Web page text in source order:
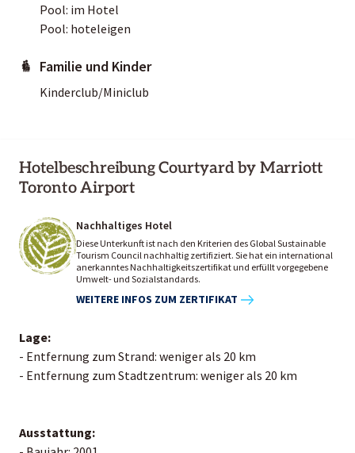
Pool: im Hotel
Pool: hoteleigen
Familie und Kinder
Kinderclub/Miniclub
Hotelbeschreibung Courtyard by Marriott
Toronto Airport
Nachhaltiges Hotel
Diese Unterkunft ist nach den Kriterien des Global Sustainable
Tourism Council nachhaltig zertifiziert. Sie hat ein international
anerkanntes Nachhaltigkeitszertifikat und erfüllt vorgegebene
Umwelt- und Sozialstandards.
WEITERE INFOS ZUM ZERTIFIKAT
Lage:
- Entfernung zum Strand: weniger als 20 km
- Entfernung zum Stadtzentrum: weniger als 20 km
Ausstattung: